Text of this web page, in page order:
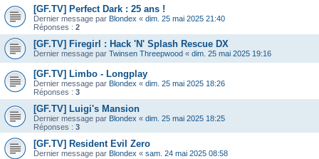
[GF.TV] Perfect Dark : 25 ans !
Dernier message par Blondex « dim. 25 mai 2025 21:40
Réponses : 2
[GF.TV] Firegirl : Hack 'N' Splash Rescue DX
Dernier message par Twinsen Threepwood « dim. 25 mai 2025 19:16
[GF.TV] Limbo - Longplay
Dernier message par Blondex « dim. 25 mai 2025 18:26
Réponses : 3
[GF.TV] Luigi's Mansion
Dernier message par Blondex « dim. 25 mai 2025 18:25
Réponses : 3
[GF.TV] Resident Evil Zero
Dernier message par Blondex « sam. 24 mai 2025 08:58